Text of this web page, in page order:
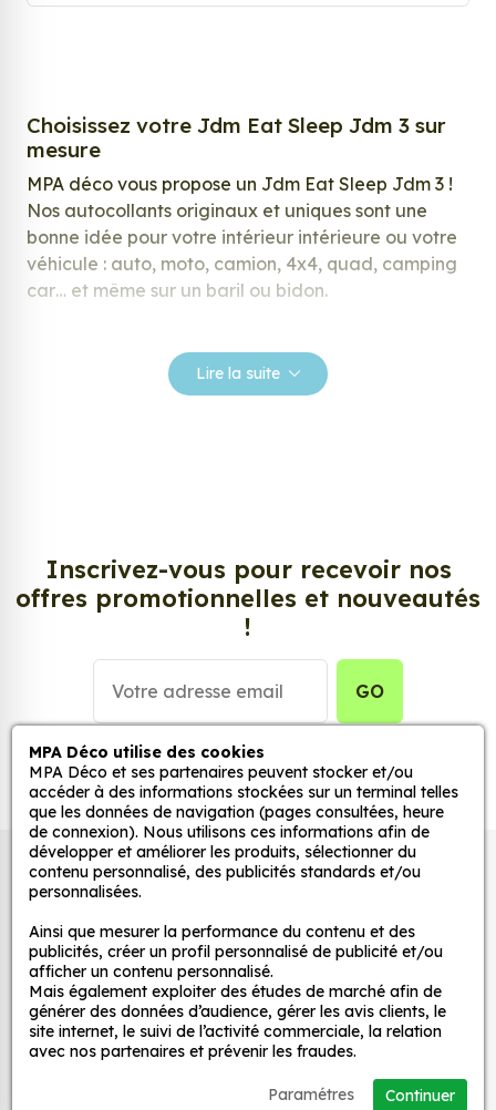
Choisissez votre Jdm Eat Sleep Jdm 3 sur
mesure
MPA déco vous propose un Jdm Eat Sleep Jdm 3 !
Nos autocollants originaux et uniques sont une
bonne idée pour votre intérieur intérieure ou votre
véhicule : auto, moto, camion, 4x4, quad, camping
car… et même sur un baril ou bidon.
répondre à vos attentes, laissez vous inspirer parmi
notre large gamme de stickers.
décorer votre intérieur ou votre véhicule.
Personnalisez la surface de votre choix avec nos
stickers muraux et stickers véhicule. Une solution
simple et rapide qui transforme toutes surfaces
Grâce à notre sélection de stickers et autocollants,
adaptez la décoration d’une pièce, d’une voiture,
d’un meuble, d’une porte et de toute autre surface,
et ce, à moindre coût et sans effort.
Quels sont les avantages de nos stickers
Une grande variété de motifs et de couleurs :
nos Jdm Eat Sleep Jdm 3 sont disponibles dans
une large gamme de motifs et de couleurs, ce
qui vous permet de trouver le sticker parfait
pour votre décoration.
Une installation facile : nos stickers sont faciles
Lire la suite
Inscrivez-vous pour recevoir nos
offres promotionnelles et nouveautés
!
GO
Autocollants pour véhicules et stickers
MPA Déco
Nos services
MPA Déco utilise des cookies
MPA Déco et ses partenaires peuvent stocker et/ou
accéder à des informations stockées sur un terminal telles
que les données de navigation (pages consultées, heure
de connexion). Nous utilisons ces informations afin de
développer et améliorer les produits, sélectionner du
contenu personnalisé, des publicités standards et/ou
personnalisées.
Ainsi que mesurer la performance du contenu et des
publicités, créer un profil personnalisé de publicité et/ou
afficher un contenu personnalisé.
Mais également exploiter des études de marché afin de
générer des données d’audience, gérer les avis clients, le
site internet, le suivi de l’activité commerciale, la relation
avec nos partenaires et prévenir les fraudes.
Continuer
Paramétres